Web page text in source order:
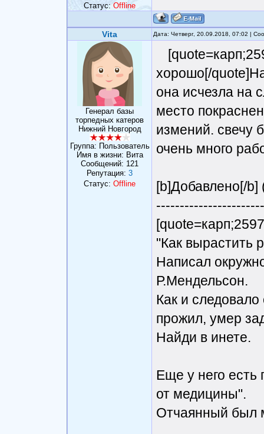
Статус:Offline
Vita Дата: Четверг, 20.09.2018, 07:02 |
Генерал базы
торпедных катеров
Нижний Новгород
Группа: Пользователь
Имя в жизни: Вита
Сообщений: 121
Репутация: 3
Статус: Offline
хорошо[/
она исчезла на
место
измений. свечу
очень много
[b]Добавлено[/b]
"Как вырастить
Написал
Р.Мендельсон.
Как и следовало
прожил, умер
Найди в инете.
Еще у него есть
от медицины".
Отчаянный был